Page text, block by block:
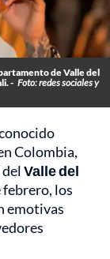
de Valle del
- Foto: redes sociales y
Colombia,
Valle del
febrero, los
emotivas